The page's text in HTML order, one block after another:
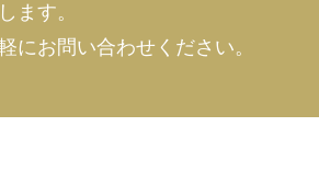
ます。
にお問い合わせください。